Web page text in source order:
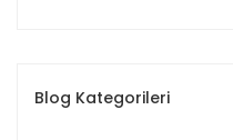
Blog Kategorileri